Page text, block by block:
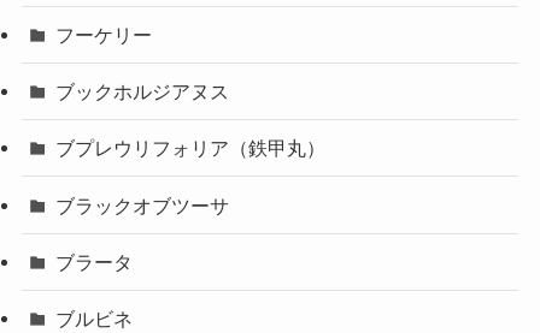
フーケリー
ブックホルジアヌス
ブプレウリフォリア（鉄甲丸）
ブラックオブツーサ
ブラータ
ブルビネ